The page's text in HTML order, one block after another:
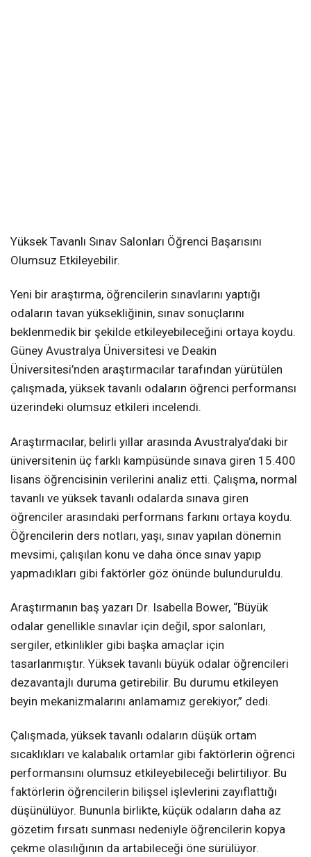
Yüksek Tavanlı Sınav Salonları Öğrenci Başarısını
Olumsuz Etkileyebilir.
Yeni bir araştırma, öğrencilerin sınavlarını yaptığı
odaların tavan yüksekliğinin, sınav sonuçlarını
beklenmedik bir şekilde etkileyebileceğini ortaya koydu.
Güney Avustralya Üniversitesi ve Deakin
Üniversitesi’nden araştırmacılar tarafından yürütülen
çalışmada, yüksek tavanlı odaların öğrenci performansı
üzerindeki olumsuz etkileri incelendi.
Araştırmacılar, belirli yıllar arasında Avustralya’daki bir
üniversitenin üç farklı kampüsünde sınava giren 15.400
lisans öğrencisinin verilerini analiz etti. Çalışma, normal
tavanlı ve yüksek tavanlı odalarda sınava giren
öğrenciler arasındaki performans farkını ortaya koydu.
Öğrencilerin ders notları, yaşı, sınav yapılan dönemin
mevsimi, çalışılan konu ve daha önce sınav yapıp
yapmadıkları gibi faktörler göz önünde bulunduruldu.
Araştırmanın baş yazarı Dr. Isabella Bower, “Büyük
odalar genellikle sınavlar için değil, spor salonları,
sergiler, etkinlikler gibi başka amaçlar için
tasarlanmıştır. Yüksek tavanlı büyük odalar öğrencileri
dezavantajlı duruma getirebilir. Bu durumu etkileyen
beyin mekanizmalarını anlamamız gerekiyor,” dedi.
Çalışmada, yüksek tavanlı odaların düşük ortam
sıcaklıkları ve kalabalık ortamlar gibi faktörlerin öğrenci
performansını olumsuz etkileyebileceği belirtiliyor. Bu
faktörlerin öğrencilerin bilişsel işlevlerini zayıflattığı
düşünülüyor. Bununla birlikte, küçük odaların daha az
gözetim fırsatı sunması nedeniyle öğrencilerin kopya
çekme olasılığının da artabileceği öne sürülüyor.